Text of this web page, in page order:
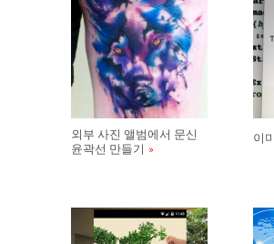
외부 사진 앨범에서 문신
윤곽선 만들기
이